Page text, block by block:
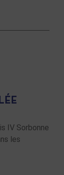
IV Sorbonne
les